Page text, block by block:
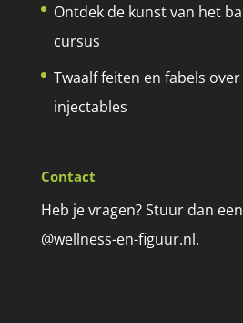
Ontdek de kunst van het
cursus
Twaalf feiten en fabels
injectables
Contact
Heb je vragen? Stuur dan
@wellness-en-figuur.nl.